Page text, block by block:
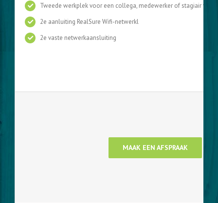
Tweede werkplek voor een collega, medewerker of stagiair voor
2e aanluiting RealSure Wifi-netwerkl
2e vaste netwerkaansluiting
MAAK EEN AFSPRAAK